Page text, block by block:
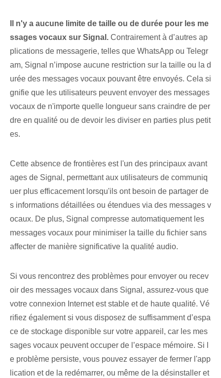
Il n'y a aucune limite de taille ou de durée pour les me
ssages vocaux sur Signal. Contrairement à d’autres ap
plications de messagerie, telles que WhatsApp ou Telegr
am, Signal n’impose aucune restriction sur la taille ou la d
urée des messages vocaux pouvant être envoyés. Cela si
gnifie que les utilisateurs peuvent envoyer des messages
vocaux de n'importe quelle longueur sans craindre de per
dre en qualité ou de devoir les diviser en parties plus petit
es.
Cette absence de frontières est l'un des principaux avant
ages de Signal, permettant aux utilisateurs de communiq
uer plus efficacement lorsqu'ils ont besoin de partager de
s informations détaillées ou étendues via des messages v
ocaux. De plus, Signal compresse automatiquement les
messages vocaux pour minimiser la taille du fichier sans
affecter de manière significative la qualité audio.
Si vous rencontrez des problèmes pour envoyer ou recev
oir des messages vocaux dans Signal, assurez-vous que
votre connexion Internet est stable et de haute qualité. Vé
rifiez également si vous disposez de suffisamment d’espa
ce de stockage disponible sur votre appareil, car les mes
sages vocaux peuvent occuper de l’espace mémoire. Si l
e problème persiste, vous pouvez essayer de fermer l'app
lication et de la redémarrer, ou même de la désinstaller et